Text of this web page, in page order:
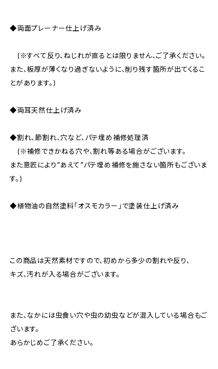
◆両面プレーナー仕上げ済み
(※すべて反り、ねじれが直るとは限りません、ご了承ください。
また、板厚が薄くなり過ぎないように、削り残す箇所が出てくるこ
とがあります。)
◆両耳天然仕上げ済み
◆割れ、節割れ、穴など、パテ埋め補修処理済
(※補修できかねる穴や、割れ等ある場合がございます。
また意匠により”あえて”パテ埋め補修を施さない箇所もございま
す。)
◆植物油の自然塗料「オスモカラー」で塗装仕上げ済み
この商品は天然素材ですので、初めから多少の割れや反り、
キズ、汚れが入る場合がございます。
また、なかには虫食い穴や虫の幼虫などが混入している場合もご
ざいます。
あらかじめご了承ください。